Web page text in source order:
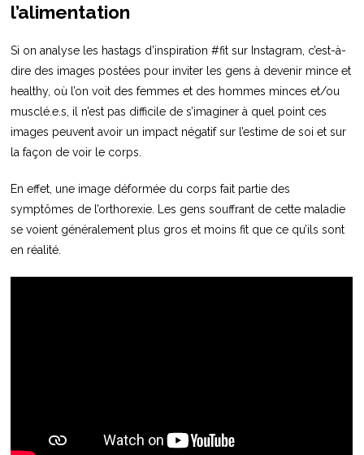
l’alimentation
Si on analyse les hastags d’inspiration #fit sur Instagram, c’est-à-
dire des images postées pour inviter les gens à devenir mince et
healthy, où l’on voit des femmes et des hommes minces et/ou
musclé.e.s, il n’est pas difficile de s’imaginer à quel point ces
images peuvent avoir un impact négatif sur l’estime de soi et sur
la façon de voir le corps.
En effet, une image déformée du corps fait partie des
symptômes de l’orthorexie. Les gens souffrant de cette maladie
se voient généralement plus gros et moins fit que ce qu’ils sont
en réalité.